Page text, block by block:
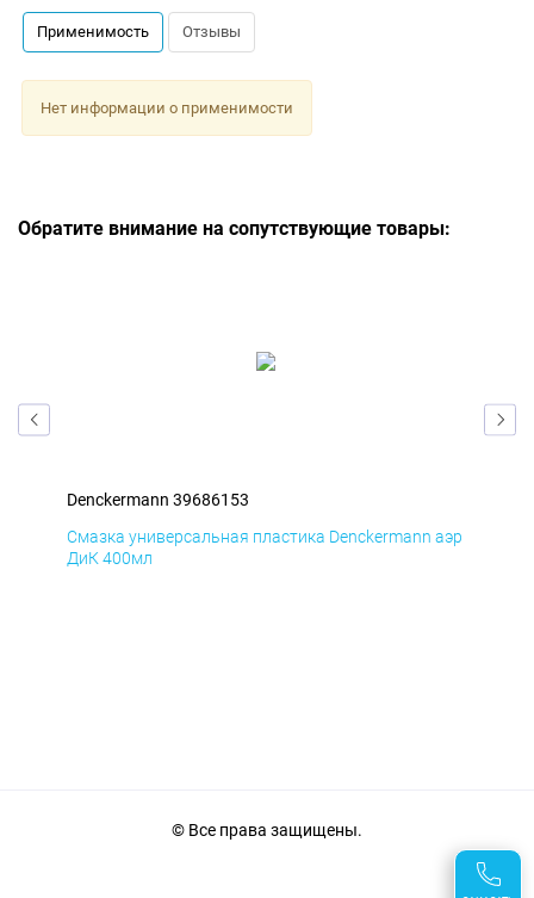
Применимость Отзывы
Нет информации о применимости
Обратите внимание на сопутствующие товары:
Denckermann 39686153
Смазка универсальная пластика Denckermann аэр
ДиК 400мл
© Все права защищены.